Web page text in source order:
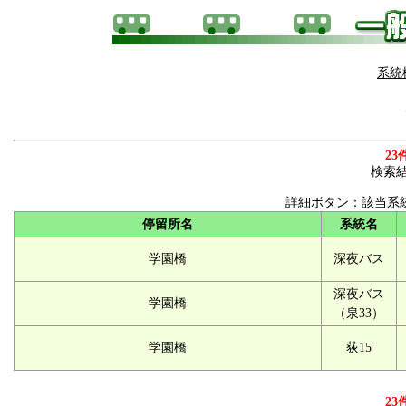
系統
23
検索
詳細ボタン：該当系
停留所名
系統名
学園橋 深夜バス
学園橋
深夜バス
（泉33）
学園橋 荻15
23